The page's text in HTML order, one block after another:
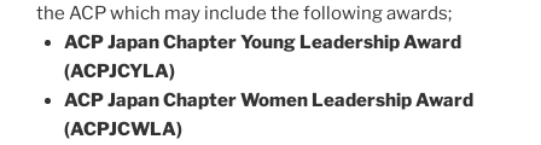
the ACP which may include the following awards;
ACP Japan Chapter Young Leadership Award
(ACPJCYLA)
ACP Japan Chapter Women Leadership Award
(ACPJCWLA)